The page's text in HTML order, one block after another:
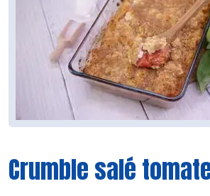
Crumble salé